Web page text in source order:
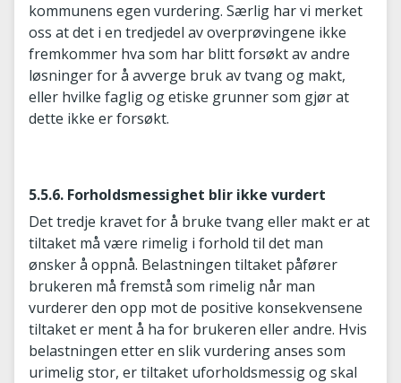
kommunens egen vurdering. Særlig har vi merket
oss at det i en tredjedel av overprøvingene ikke
fremkommer hva som har blitt forsøkt av andre
løsninger for å avverge bruk av tvang og makt,
eller hvilke faglig og etiske grunner som gjør at
dette ikke er forsøkt.
5.5.6. Forholdsmessighet blir ikke vurdert
Det tredje kravet for å bruke tvang eller makt er at
tiltaket må være rimelig i forhold til det man
ønsker å oppnå. Belastningen tiltaket påfører
brukeren må fremstå som rimelig når man
vurderer den opp mot de positive konsekvensene
tiltaket er ment å ha for brukeren eller andre. Hvis
belastningen etter en slik vurdering anses som
urimelig stor, er tiltaket uforholdsmessig og skal